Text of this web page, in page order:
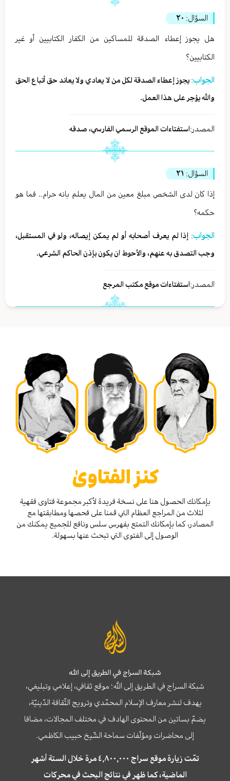
السؤال: ٢٠
هل يجوز إعطاء الصدقة للمساكين من الكفار الكتابيين أو غير
الكتابيين؟
الجواب:يجوز إعطاء الصدقة لكل من لا يعادي ولا يعاند حق أتباع الحق
والله يؤجر على هذا العمل.
المصدر:استفتاءات الموقع الرسمي الفارسي، صدقه
السؤال: ٢١
إذا كان لدى الشخص مبلغ معين من المال يعلم بانه حرام.. فما هو
حكمه؟
الجواب: إذا لم يعرف أصحابه أو لم يمكن إيصاله، ولو في المستقبل،
وجب التصدق به عنهم، والأحوط ان يكون بإذن الحاكم الشرعي.
المصدر:استفتاءات موقع مكتب المرجع
كنز الفتاوىٰ
بإمكانك الحصول هنا على نسخة فريدة لأكبر مجموعة فتاوى فقهية
لثلاث من المراجع العظام التي قمنا على فحصها ومطابقتها مع
المصادر، كما بإمكانك التمتع بفهرس سلس ونافع للجميع يمكنك من
الوصول إلى الفتوى التي تبحث عنها بسهولة.
شبكة السراج في الطريق إلى الله
شبكة السراج في الطريق إلى الله؛ موقع ثقافي، إعلامي وتبليغي،
يهدف لنشر معارف الإسلام المحمّدي وترويج الثّقافة الدّينيّة،
يضمّ بساتين من المحتوى الهادف في مختلف المجالات، مضافا
إلى محاضرات ومؤلّفات سماحة الشّيخ حبيب الكاظمي.
تمّت زيارة موقع سراج ٤,٨٠٠,٠٠٠ مرة خلال الستة أشهر
الماضية، كما ظهر في نتائج البحث في محركات